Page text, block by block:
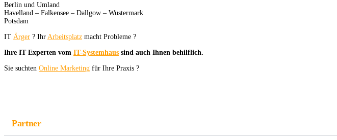
Berlin und Umland
Havelland – Falkensee – Dallgow – Wustermark
Potsdam
IT Ärger ? Ihr Arbeitsplatz macht Probleme ?
Ihre IT Experten vom IT-Systemhaus sind auch Ihnen behilflich.
Sie suchten Online Marketing für Ihre Praxis ?
Partner